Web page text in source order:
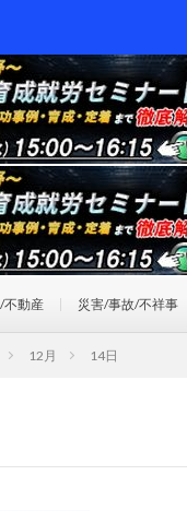
不動産 災害/事故/不祥事
12月 14日